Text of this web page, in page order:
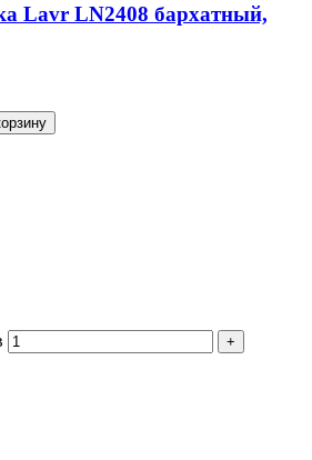
Lavr LN2408 бархатный,